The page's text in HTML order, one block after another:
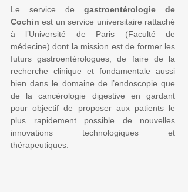
Le service de gastroentérologie de
Cochin est un service universitaire rattaché
à l’Université de Paris (Faculté de
médecine) dont la mission est de former les
futurs gastroentérologues, de faire de la
recherche clinique et fondamentale aussi
bien dans le domaine de l’endoscopie que
de la cancérologie digestive en gardant
pour objectif de proposer aux patients le
plus rapidement possible de nouvelles
innovations technologiques et
thérapeutiques.